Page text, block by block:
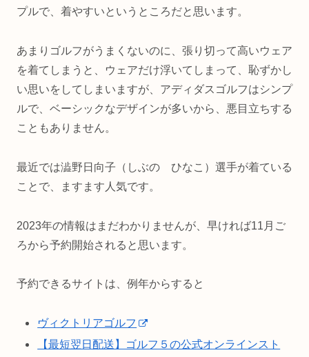
プルで、着やすいというところだと思います。
あまりゴルフがうまくないのに、張り切って高いウェア
を着てしまうと、ウェアだけ浮いてしまって、恥ずかし
い思いをしてしまいますが、アディダスゴルフはシンプ
ルで、ベーシックなデザインが多いから、悪目立ちする
こともありません。
最近では澁野日向子（しぶの ひなこ）選手が着ている
ことで、ますます人気です。
2023年の情報はまだわかりませんが、早ければ11月ご
ろから予約開始されると思います。
予約できるサイトは、例年からすると
ヴィクトリアゴルフ
【最短翌日配送】ゴルフ５の公式オンラインスト